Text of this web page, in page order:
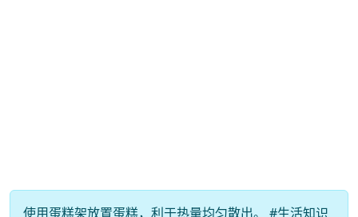
使用蛋糕架放置蛋糕，利于热量均匀散出。 #生活知识